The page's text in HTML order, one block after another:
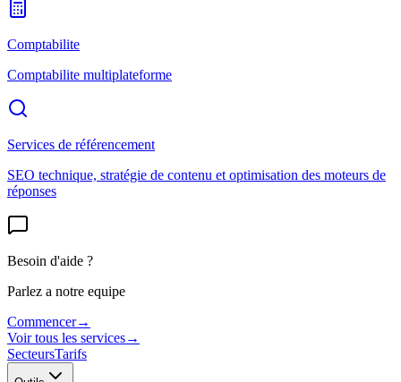
Comptabilite
Comptabilite multiplateforme
Services de référencement
SEO technique, stratégie de contenu et optimisation des moteurs de
réponses
Besoin d'aide ?
Parlez a notre equipe
Commencer→
Voir tous les services→
SecteursTarifs